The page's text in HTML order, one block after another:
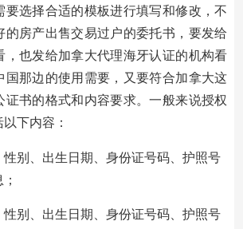
要选择合适的模板进行填写和修改，不
的房产出售交易过户的委托书，要发给
，也发给加拿大代理海牙认证的机构看
国那边的使用需要，又要符合加拿大这
证书的格式和内容要求。一般来说授权
下内容：
性别、出生日期、身份证号码、护照号
性别、出生日期、身份证号码、护照号